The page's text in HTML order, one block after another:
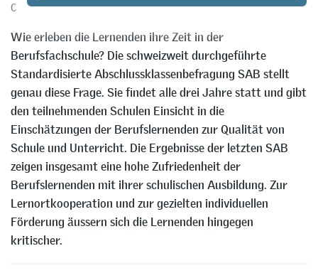
Caroline Müller&Ivo Schorn
Wie erleben die Lernenden ihre Zeit in der
Berufsfachschule? Die schweizweit durchgeführte
Standardisierte Abschlussklassenbefragung SAB stellt
genau diese Frage. Sie findet alle drei Jahre statt und gibt
den teilnehmenden Schulen Einsicht in die
Einschätzungen der Berufslernenden zur Qualität von
Schule und Unterricht. Die Ergebnisse der letzten SAB
zeigen insgesamt eine hohe Zufriedenheit der
Berufslernenden mit ihrer schulischen Ausbildung. Zur
Lernortkooperation und zur gezielten individuellen
Förderung äussern sich die Lernenden hingegen
kritischer.